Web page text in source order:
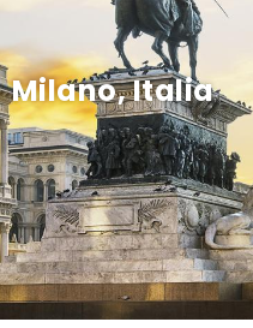
Milano, Italia